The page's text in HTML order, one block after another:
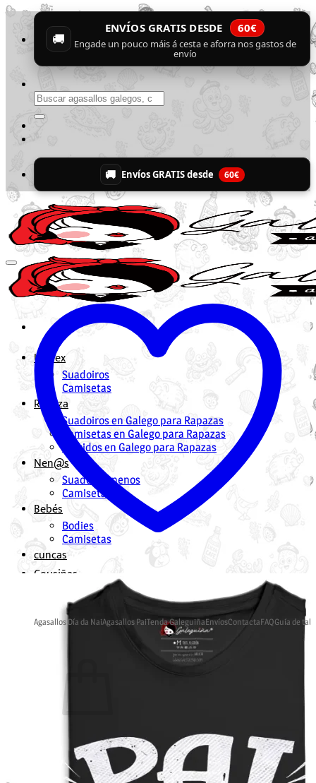
Skip
content
🚚
ENVÍOS GRATIS DESDE 60€
Engade un pouco máis á cesta e aforra nos gastos de
envío
Buscar
por:
🚚 Envíos GRATIS desde 60€
Unisex
Suadoiros
Camisetas
Rapaza
Suadoiros en Galego para Rapazas
Camisetas en Galego para Rapazas
Vestidos en Galego para Rapazas
Nen@s
Suadoiros nenos
Camisetas
Bebés
Bodies
Camisetas
cuncas
Cousiñas
Mochilas en Galego
Bolsas en Galego
Agasallos Día da NaiAgasallos PaiTenda GaleguiñaEnvíosContactaFAQGuía de
Non hai produtos no carriño.
Voltar á tenda